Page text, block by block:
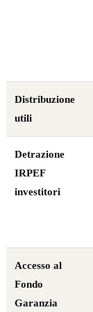
Distribuzione
utili
Detrazione
IRPEF
investitori
Accesso al
Fondo
Garanzia